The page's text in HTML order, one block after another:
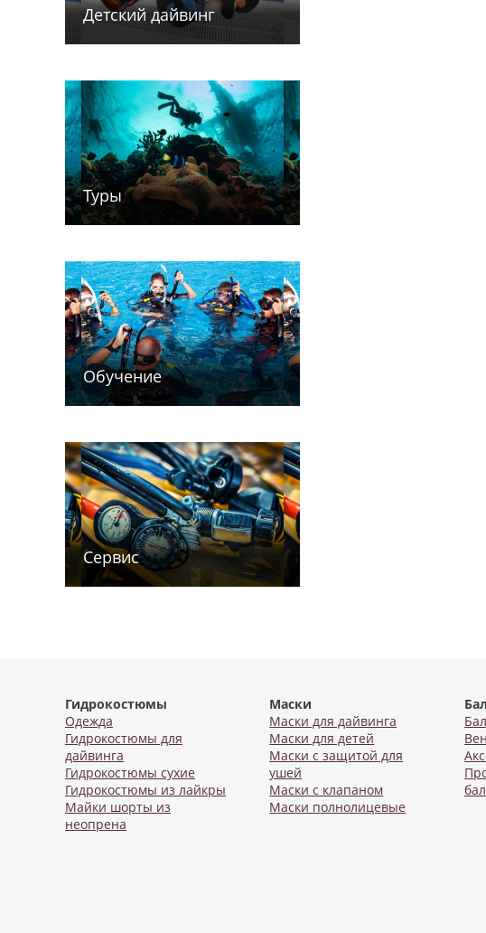
Детский дайв­­инг
Туры
Обучение
Сервис
Гидрокостюмы
Одежда
Гидрокостюмы для
дайвинга
Гидрокостюмы сухие
Гидрокостюмы из лайкры
Майки шорты из
неопрена
Маски
Маски для дайвинга
Маски для детей
Маски с защитой для
ушей
Маски с клапаном
Маски полнолицевые